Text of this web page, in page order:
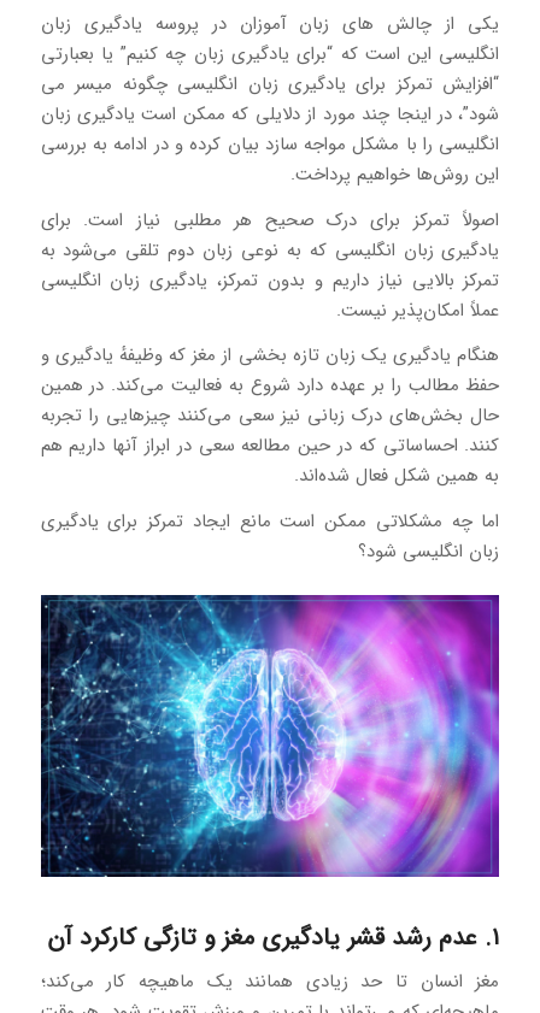
یکی از چالش های زبان آموزان در پروسه یادگیری زبان
انگلیسی این است که “برای یادگیری زبان چه کنیم” یا بعبارتی
“افزایش تمرکز برای یادگیری زبان انگلیسی چگونه میسر می
شود”، در اینجا چند مورد از دلایلی که ممکن است یادگیری زبان
انگلیسی را با مشکل مواجه سازد بیان کرده و در ادامه به بررسی
این روش‌ها خواهیم پرداخت.
اصولاً تمرکز برای درک صحیح هر مطلبی نیاز است. برای
یادگیری زبان انگلیسی که به نوعی زبان دوم تلقی می‌شود به
تمرکز بالایی نیاز داریم و بدون تمرکز، یادگیری زبان انگلیسی
عملاً امکان‌پذیر نیست.
هنگام یادگیری یک زبان تازه بخشی از مغز که وظیفهٔ یادگیری و
حفظ مطالب را بر عهده دارد شروع به فعالیت می‌کند. در همین
حال بخش‌های درک زبانی نیز سعی می‌کنند چیزهایی را تجربه
کنند. احساساتی که در حین مطالعه سعی در ابراز آنها داریم هم
به همین شکل فعال شده‌اند.
اما چه مشکلاتی ممکن است مانع ایجاد تمرکز برای یادگیری
زبان انگلیسی شود؟
۱. عدم رشد قشر یادگیری مغز و تازگی کارکرد آن
مغز انسان تا حد زیادی همانند یک ماهیچه کار می‌کند؛